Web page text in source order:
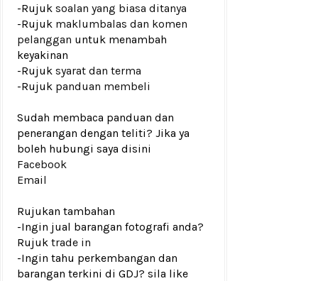
-Rujuk soalan yang biasa ditanya
-Rujuk maklumbalas dan komen
pelanggan untuk menambah
keyakinan
-Rujuk syarat dan terma
-Rujuk panduan membeli
Sudah membaca panduan dan
penerangan dengan teliti? Jika ya
boleh hubungi saya disini
Facebook
Email
Rujukan tambahan
-Ingin jual barangan fotografi anda?
Rujuk trade in
-Ingin tahu perkembangan dan
barangan terkini di GDJ? sila like